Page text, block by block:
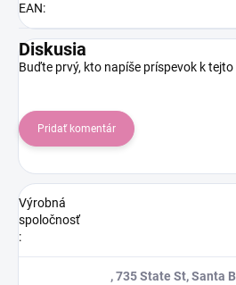
EAN:
Diskusia
Buďte prvý, kto napíše príspevok k tejto
Pridať komentár
Výrobná
spoločnosť
:
, 735 State St, Santa